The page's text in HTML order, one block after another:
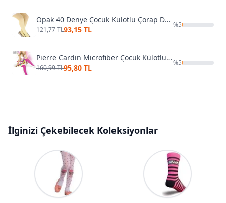
Opak 40 Denye Çocuk Külotlu Çorap Dore 10678
121,77 TL93,15 TL
%5
Pierre Cardin Microfiber Çocuk Külotlu Çorap Aida
160,99 TL95,80 TL
%5
İlginizi Çekebilecek Koleksiyonlar